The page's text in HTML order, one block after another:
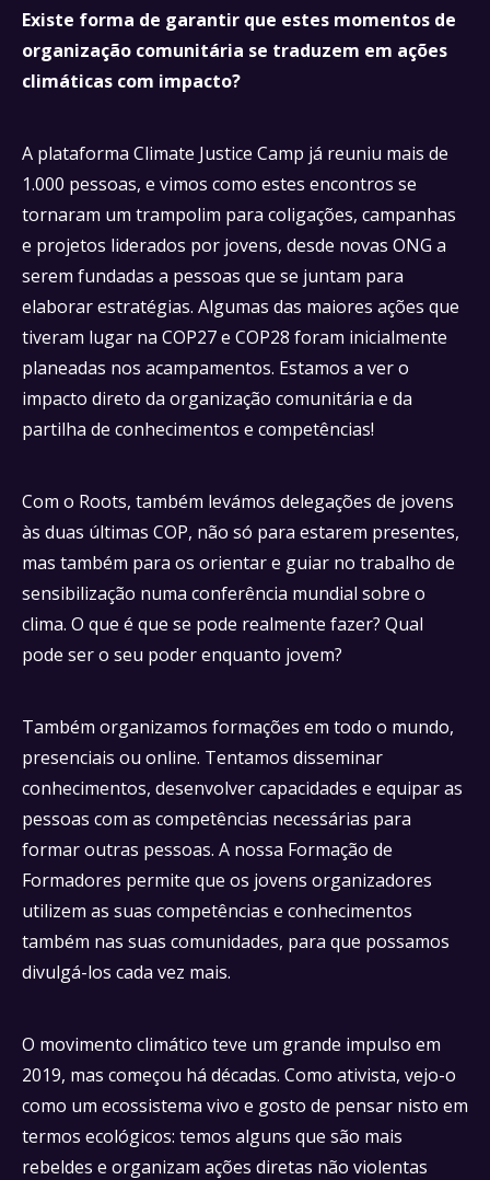
Existe forma de garantir que estes momentos de
organização comunitária se traduzem em ações
climáticas com impacto?
A plataforma Climate Justice Camp já reuniu mais de
1.000 pessoas, e vimos como estes encontros se
tornaram um trampolim para coligações, campanhas
e projetos liderados por jovens, desde novas ONG a
serem fundadas a pessoas que se juntam para
elaborar estratégias. Algumas das maiores ações que
tiveram lugar na COP27 e COP28 foram inicialmente
planeadas nos acampamentos. Estamos a ver o
impacto direto da organização comunitária e da
partilha de conhecimentos e competências!
Com o Roots, também levámos delegações de jovens
às duas últimas COP, não só para estarem presentes,
mas também para os orientar e guiar no trabalho de
sensibilização numa conferência mundial sobre o
clima. O que é que se pode realmente fazer? Qual
pode ser o seu poder enquanto jovem?
Também organizamos formações em todo o mundo,
presenciais ou online. Tentamos disseminar
conhecimentos, desenvolver capacidades e equipar as
pessoas com as competências necessárias para
formar outras pessoas. A nossa Formação de
Formadores permite que os jovens organizadores
utilizem as suas competências e conhecimentos
também nas suas comunidades, para que possamos
divulgá-los cada vez mais.
O movimento climático teve um grande impulso em
2019, mas começou há décadas. Como ativista, vejo-o
como um ecossistema vivo e gosto de pensar nisto em
termos ecológicos: temos alguns que são mais
rebeldes e organizam ações diretas não violentas